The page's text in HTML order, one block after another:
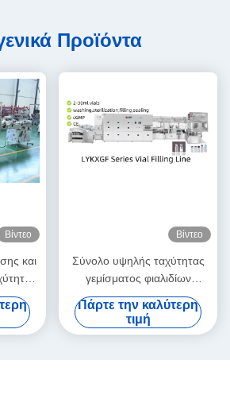
Προϊόντα
Βίντεο
και
Zero-
Βίντεο
Σύνολο υψηλής ταχύτητας
γεμίσματος φιαλιδίων
εμβολίων και κλείστρων
cGMP Τυπική συμμόρφωση
αυτοματισμού για mRNA &
Πάρτε την καλύτερη
τιμή